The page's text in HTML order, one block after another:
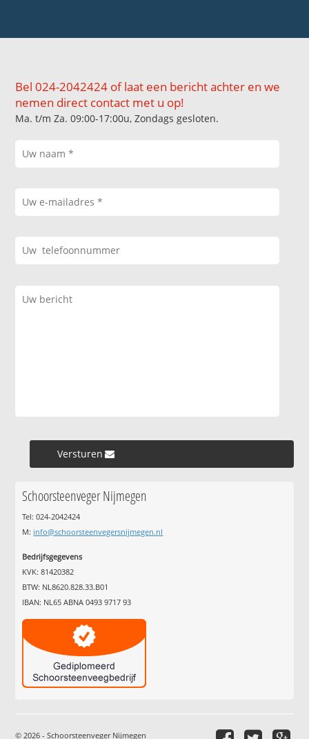
Bel 024-2042424 of laat een bericht achter en we
nemen direct contact met u op!
Ma. t/m Za. 09:00-17:00u, Zondags gesloten.
Versturen »
Schoorsteenveger Nijmegen
Tel: 024-2042424
M: info@schoorsteenvegersnijmegen.nl
Bedrijfsgegevens
KVK: 81420382
BTW: NL8620.828.33.B01
IBAN: NL65 ABNA 0493 9717 93
© 2026 - Schoorsteenveger Nijmegen